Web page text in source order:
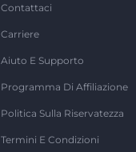
Contattaci
Carriere
Aiuto E Supporto
Programma Di Affiliazione
Politica Sulla Riservatezza
Termini E Condizioni